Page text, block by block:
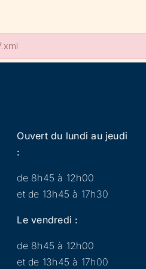
Ouvert du lundi au jeudi
:
de 8h45 à 12h00
et de 13h45 à 17h30
Le vendredi :
de 8h45 à 12h00
et de 13h45 à 17h00